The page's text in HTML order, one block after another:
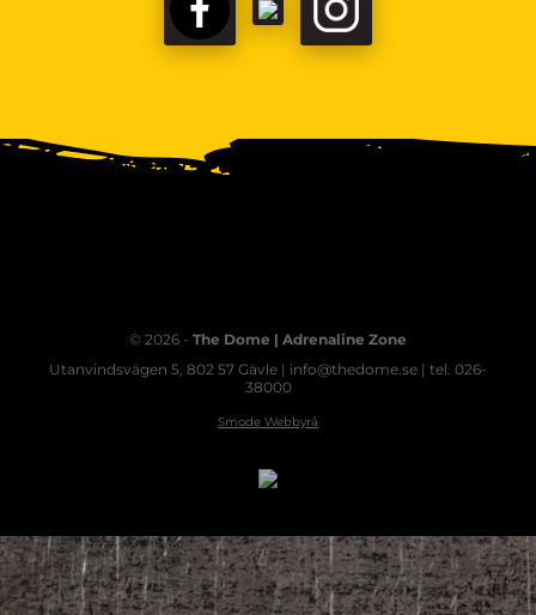
© 2026 - The Dome | Adrenaline Zone
Utanvindsvägen 5, 802 57 Gävle | info@thedome.se | tel. 026-
38000
Smode Webbyrå